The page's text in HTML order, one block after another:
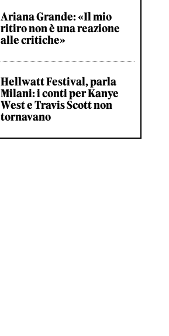
Ariana Grande: «Il mio
ritiro non è una reazione
alle critiche»
Hellwatt Festival, parla
Milani: i conti per Kanye
West e Travis Scott non
tornavano